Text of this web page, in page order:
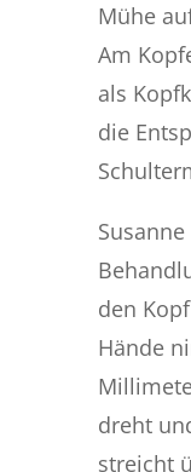
Mühe
Am
als
die
den
Hände
dreht
streicht